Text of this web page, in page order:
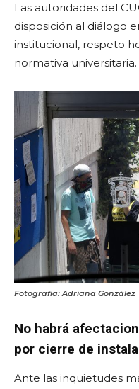
Las autoridades del
disposición al diálogo
institucional, respeto
normativa universitaria.
Fotografía: Adriana González
No habrá
por cierre de
Ante las inquietudes